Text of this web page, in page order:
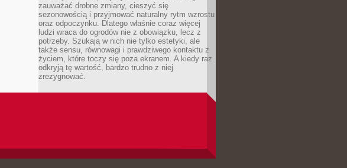
zauważać drobne zmiany, cieszyć się
sezonowością i przyjmować naturalny rytm wzrostu
oraz odpoczynku. Dlatego właśnie coraz więcej
ludzi wraca do ogrodów nie z obowiązku, lecz z
potrzeby. Szukają w nich nie tylko estetyki, ale
także sensu, równowagi i prawdziwego kontaktu z
życiem, które toczy się poza ekranem. A kiedy raz
odkryją tę wartość, bardzo trudno z niej
zrezygnować.